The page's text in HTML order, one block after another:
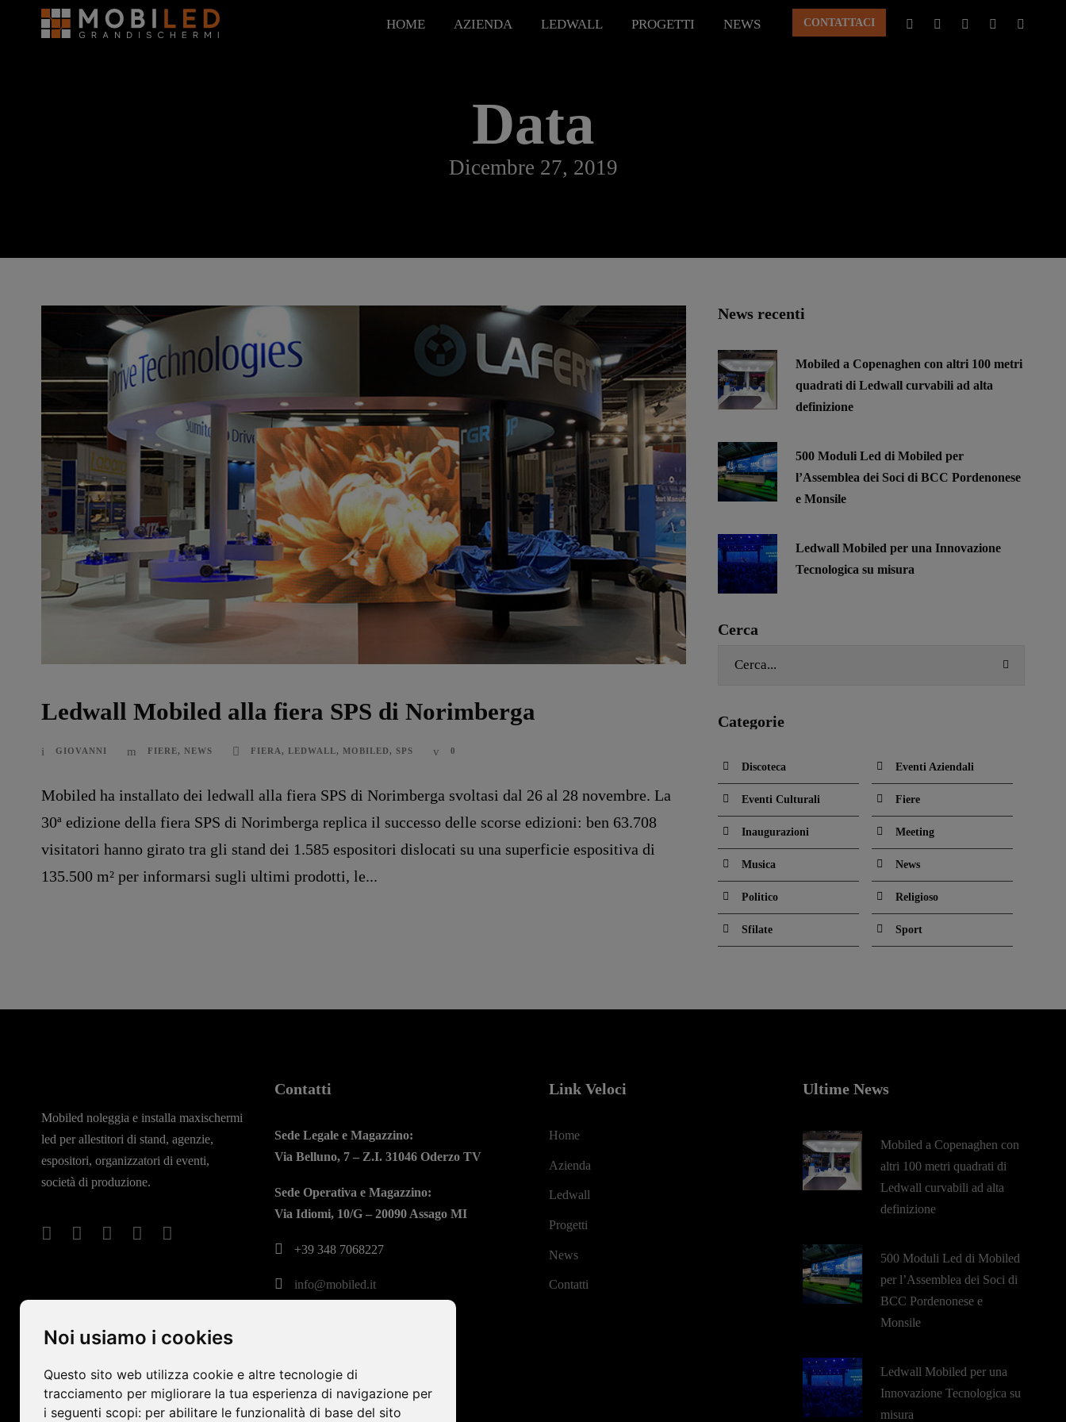
Noi usiamo i cookies
Questo sito web utilizza cookie e altre tecnologie di
tracciamento per migliorare la tua esperienza di navigazione per
i seguenti scopi: per abilitare le funzionalità di base del sito
HOME AZIENDA LEDWALL PROGETTI NEWS CONTATTACI
Data
Dicembre 27, 2019
Ledwall Mobiled alla fiera SPS di Norimberga
GIOVANNI FIERE, NEWS FIERA, LEDWALL, MOBILED, SPS 0
Mobiled ha installato dei ledwall alla fiera SPS di Norimberga svoltasi dal 26 al 28 novembre. La
30ª edizione della fiera SPS di Norimberga replica il successo delle scorse edizioni: ben 63.708
visitatori hanno girato tra gli stand dei 1.585 espositori dislocati su una superficie espositiva di
135.500 m² per informarsi sugli ultimi prodotti, le...
News recenti
Mobiled a Copenaghen con altri 100 metri
quadrati di Ledwall curvabili ad alta
definizione
500 Moduli Led di Mobiled per
l’Assemblea dei Soci di BCC Pordenonese
e Monsile
Ledwall Mobiled per una Innovazione
Tecnologica su misura
Cerca
Categorie
Discoteca Eventi Aziendali
Eventi Culturali Fiere
Inaugurazioni Meeting
Musica News
Politico Religioso
Sfilate Sport
Mobiled noleggia e installa maxischermi
led per allestitori di stand, agenzie,
espositori, organizzatori di eventi,
società di produzione.
Contatti
Sede Legale e Magazzino:
Via Belluno, 7 – Z.I. 31046 Oderzo TV
Sede Operativa e Magazzino:
Via Idiomi, 10/G – 20090 Assago MI
+39 348 7068227
info@mobiled.it
Link Veloci
Home
Azienda
Ledwall
Progetti
News
Contatti
Ultime News
Mobiled a Copenaghen con
altri 100 metri quadrati di
Ledwall curvabili ad alta
definizione
500 Moduli Led di Mobiled
per l’Assemblea dei Soci di
BCC Pordenonese e
Monsile
Ledwall Mobiled per una
Innovazione Tecnologica su
misura